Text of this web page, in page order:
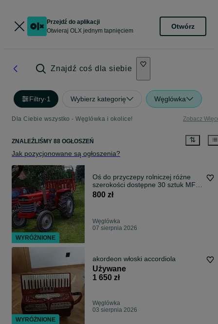
Przejdź do aplikacji
Otwieraj OLX jednym tapnięciem
Otwórz
Znajdź coś dla siebie
Filtry·1 Wybierz kategorię Węglówka
Dla Ciebie wszystko - Węglówka i okolice! Zobacz
ZNALEŹLIŚMY 88 OGŁOSZEŃ
Jak pozycjonowane są ogłoszenia?
Oś do przyczepy rolniczej różne
szerokości dostępne 30 sztuk MF
155
800 zł
Węglówka
07 sierpnia 2026
akordeon włoski accordiola
Używane
1 650 zł
Węglówka
03 sierpnia 2026
WYRÓŻNIONE
WYRÓŻNIONE